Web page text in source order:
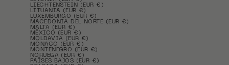
LIECHTENSTEIN (EUR €)
LITUANIA (EUR €)
LUXEMBURGO (EUR €)
MACEDONIA DEL NORTE (EUR €)
MALTA (EUR €)
MÉXICO (EUR €)
MOLDAVIA (EUR €)
MÓNACO (EUR €)
MONTENEGRO (EUR €)
NORUEGA (EUR €)
PAÍSES BAJOS (EUR €)